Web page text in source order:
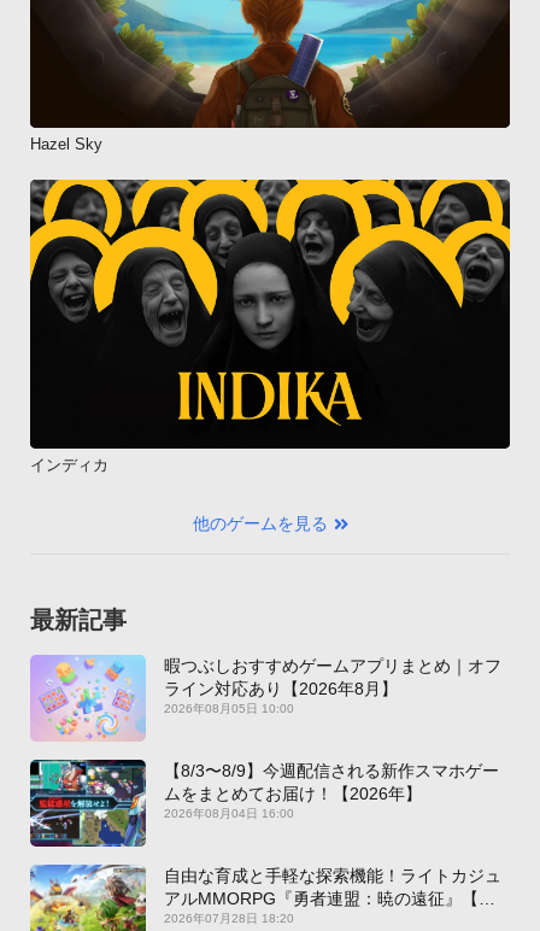
Hazel Sky
インディカ
他のゲームを見る
最新記事
暇つぶしおすすめゲームアプリまとめ｜オフ
ライン対応あり【2026年8月】
2026年08月05日 10:00
【8/3〜8/9】今週配信される新作スマホゲー
ムをまとめてお届け！【2026年】
2026年08月04日 16:00
自由な育成と手軽な探索機能！ライトカジュ
アルMMORPG『勇者連盟：暁の遠征』【最
新作PICKUP】
2026年07月28日 18:20